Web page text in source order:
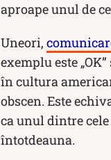
aproape unul de
Uneori,
exemplu este
în cultura
obscen. Este
ca unul dintre
întotdeauna.